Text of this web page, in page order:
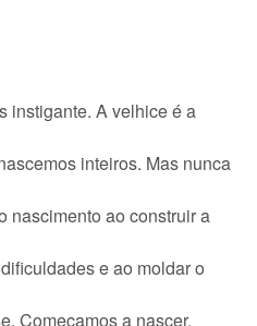
instigante. A velhice é a
inteiros. Mas nunca
nascimento ao construir a
e ao moldar o
Começamos a nascer,